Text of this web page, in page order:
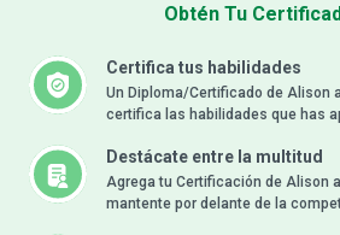
Certifica tus habilidades
Un Diploma/Certificado de Alison
certifica las habilidades que has
Destácate entre la multitud
Agrega tu Certificación de Alison
mantente por delante de la
Obtén Tu